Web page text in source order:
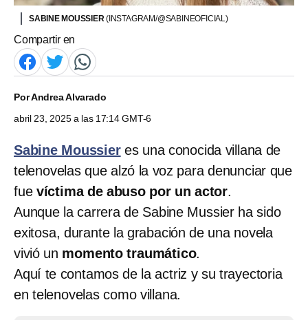
SABINE MOUSSIER(INSTAGRAM/@SABINEOFICIAL)
Compartir en
PorAndrea Alvarado
abril 23, 2025 a las 17:14 GMT-6
Sabine Moussieres una conocida villana de
telenovelas que alzó la voz para denunciar que
fue víctima de abuso por un actor.
Aunque la carrera de Sabine Mussier ha sido
exitosa, durante la grabación de una novela
vivió un momento traumático.
Aquí te contamos de la actriz y su trayectoria
en telenovelas como villana.